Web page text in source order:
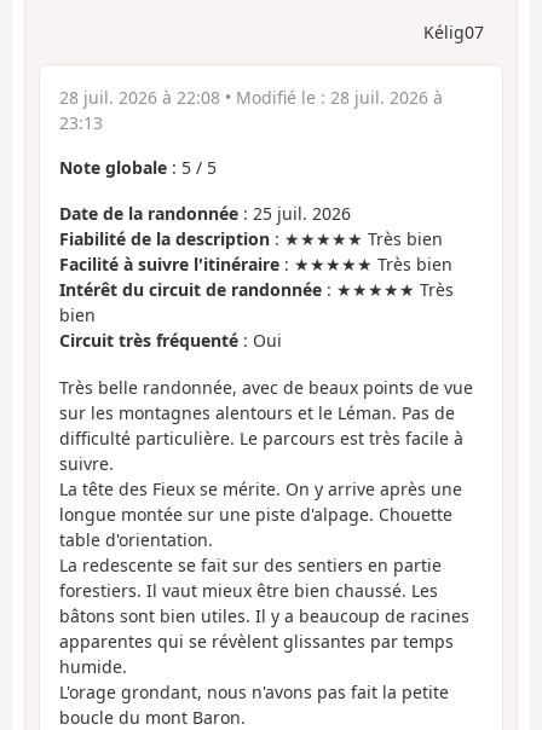
Kélig07
28 juil. 2026 à 22:08 • Modifié le : 28 juil. 2026 à
23:13
Note globale : 5 / 5
Date de la randonnée : 25 juil. 2026
Fiabilité de la description : ★★★★★ Très bien
Facilité à suivre l'itinéraire : ★★★★★ Très bien
Intérêt du circuit de randonnée : ★★★★★ Très
bien
Circuit très fréquenté : Oui
Très belle randonnée, avec de beaux points de vue
sur les montagnes alentours et le Léman. Pas de
difficulté particulière. Le parcours est très facile à
suivre.
La tête des Fieux se mérite. On y arrive après une
longue montée sur une piste d'alpage. Chouette
table d'orientation.
La redescente se fait sur des sentiers en partie
forestiers. Il vaut mieux être bien chaussé. Les
bâtons sont bien utiles. Il y a beaucoup de racines
apparentes qui se révèlent glissantes par temps
humide.
L'orage grondant, nous n'avons pas fait la petite
boucle du mont Baron.